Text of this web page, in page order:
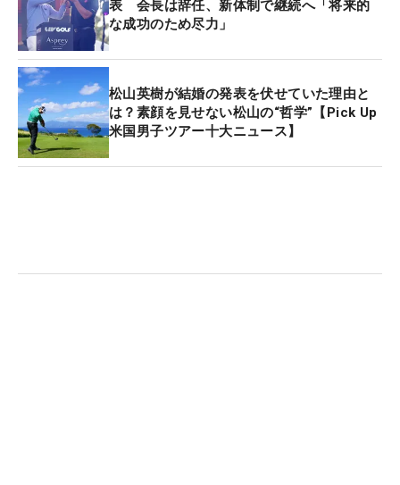
表 会長は辞任、新体制で継続へ「将来的
な成功のため尽力」
松山英樹が結婚の発表を伏せていた理由と
は？素顔を見せない松山の“哲学”【Pick Up
米国男子ツアー十大ニュース】